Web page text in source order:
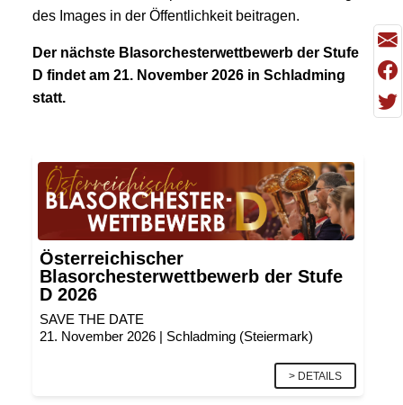
des Images in der Öffentlichkeit beitragen.
Der nächste Blasorchesterwettbewerb der Stufe
D findet am 21. November 2026 in Schladming
statt.
Österreichischer
Blasorchesterwettbewerb der Stufe
D 2026
SAVE THE DATE
21. November 2026 | Schladming (Steiermark)
> DETAILS